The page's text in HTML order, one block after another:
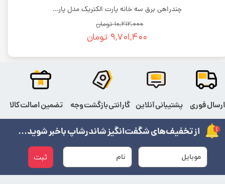
چندراهی برق سه خانه پارت الکتریک مدل پارت | بسته 12 عددی
۱۰,۲۱۲,۰۰۰ تومان
۹,۷۰۱,۴۰۰ تومان
ثبت
از تخفیف‌های شگفت‌انگیز شاندرشاپ باخبر شوید...
ارسال فوری پشتیبانی آنلاین گارانتی بازگشت وجه تضمین اصالت کالا